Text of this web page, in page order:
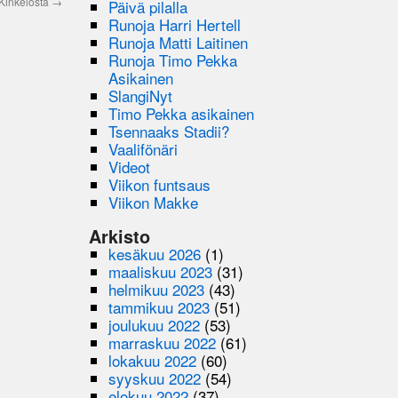
Päivä pilalla
Runoja Harri Hertell
Runoja Matti Laitinen
Runoja Timo Pekka
Asikainen
SlangiNyt
Timo Pekka asikainen
Tsennaaks Stadii?
Vaalifönäri
Videot
Viikon funtsaus
Viikon Makke
Arkisto
kesäkuu 2026 (1)
maaliskuu 2023 (31)
helmikuu 2023 (43)
tammikuu 2023(51)
joulukuu 2022 (53)
marraskuu 2022 (61)
lokakuu 2022 (60)
syyskuu 2022(54)